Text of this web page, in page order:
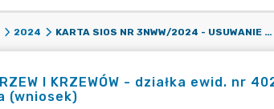
2024 KARTA SIOS NR 3NWW/2024 - USUWANIE DRZEW I KRZEWÓW - DZIAŁKA EWID. NR 402/1, OBRĘB EWID. NOWA WIEŚ WIELKA, GMINA NOWA WIEŚ WIELKA (WNIOSEK)
I KRZEWÓW - działka ewid. nr
(wniosek)